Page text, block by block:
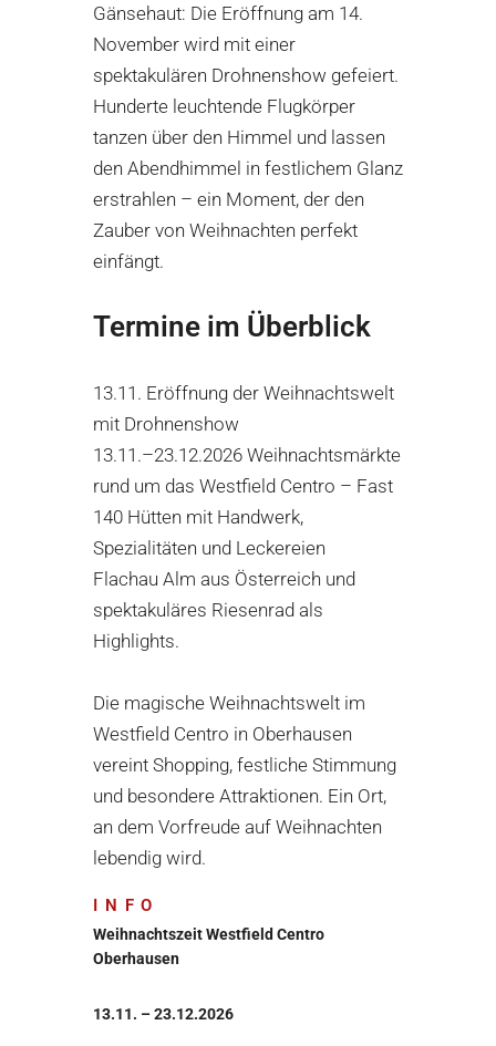
Gänsehaut: Die Eröffnung am 14.
November wird mit einer
spektakulären Drohnenshow gefeiert.
Hunderte leuchtende Flugkörper
tanzen über den Himmel und lassen
den Abendhimmel in festlichem Glanz
erstrahlen – ein Moment, der den
Zauber von Weihnachten perfekt
einfängt.
Termine im Überblick
13.11. Eröffnung der Weihnachtswelt
mit Drohnenshow
13.11.–23.12.2026 Weihnachtsmärkte
rund um das Westfield Centro – Fast
140 Hütten mit Handwerk,
Spezialitäten und Leckereien
Flachau Alm aus Österreich und
spektakuläres Riesenrad als
Highlights.
Die magische Weihnachtswelt im
Westfield Centro in Oberhausen
vereint Shopping, festliche Stimmung
und besondere Attraktionen. Ein Ort,
an dem Vorfreude auf Weihnachten
lebendig wird.
INFO
Weihnachtszeit Westfield Centro
Oberhausen
13.11. – 23.12.2026